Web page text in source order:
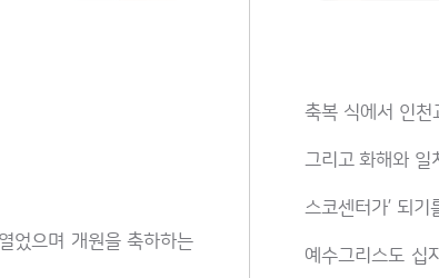
었으며 개원을 축하하는
축복 식에서 인천
그리고 화해와 일
스코센터가’ 되
예수그리스도 십